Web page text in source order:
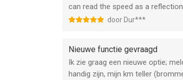
can read the speed as a
door Dur***
Nieuwe functie gevraagd
Ik zie graag een nieuwe optie;
handig zijn, mijn km teller